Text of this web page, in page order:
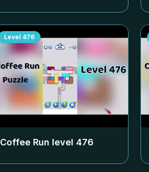
Level 476
Coffee Run level 476